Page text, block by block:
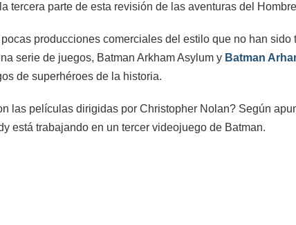
tercera parte de esta revisión de las aventuras del
producciones comerciales del estilo que no han sido
serie de juegos, Batman Arkham Asylum y Batman
de superhéroes de la historia.
las películas dirigidas por Christopher Nolan? Según
está trabajando en un tercer videojuego de Batman.